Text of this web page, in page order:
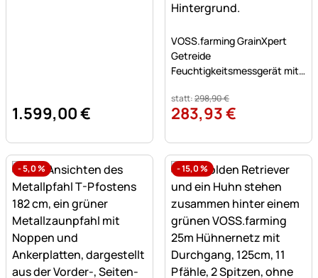
1.599,00€
VOSS.farming GrainXpert
Getreide
Feuchtigkeitsmessgerät mit
statt:298,90€
283,93€
-5,0% -15,0%